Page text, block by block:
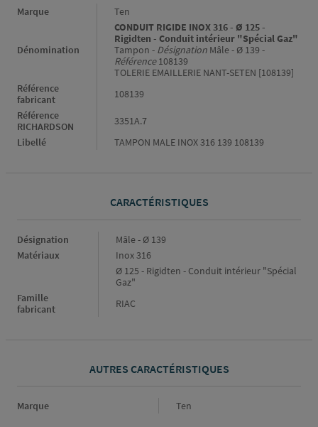
Informations générales
Marque Ten
Dénomination
CONDUIT RIGIDE INOX 316 - Ø 125 -
Rigidten - Conduit intérieur "Spécial Gaz"
Tampon - Désignation Mâle - Ø 139 -
Référence108139
TOLERIE EMAILLERIE NANT-SETEN [108139]
Référence
fabricant
108139
Référence
RICHARDSON
3351A.7
Libellé
TAMPON MALE INOX 316 139 108139
CARACTÉRISTIQUES
Caractéristiques
Désignation
Mâle - Ø 139
Matériaux
Inox 316
Ø 125 - Rigidten - Conduit intérieur "Spécial
Gaz"
Famille
fabricant
RIAC
AUTRES CARACTÉRISTIQUES
Marque Marque
Ten